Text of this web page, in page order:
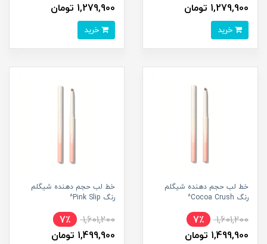
1,279,900 تومان
1,279,900 تومان
خط لب حجم دهنده شیگلم
رنگ Cocoa Crush^
1,601,200
7٪
1,499,900 تومان
خط لب حجم دهنده شیگلم
رنگ Pink Slip^
1,601,200
7٪
1,499,900 تومان